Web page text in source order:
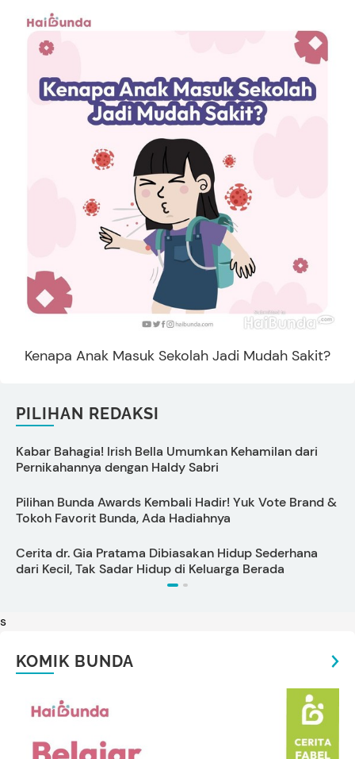
Kenapa Anak Masuk Sekolah Jadi Mudah Sakit?
PILIHAN REDAKSI
Kabar Bahagia! Irish Bella Umumkan Kehamilan dari
Pernikahannya dengan Haldy Sabri
Pilihan Bunda Awards Kembali Hadir! Yuk Vote Brand &
Tokoh Favorit Bunda, Ada Hadiahnya
Cerita dr. Gia Pratama Dibiasakan Hidup Sederhana
dari Kecil, Tak Sadar Hidup di Keluarga Berada
s
KOMIK BUNDA